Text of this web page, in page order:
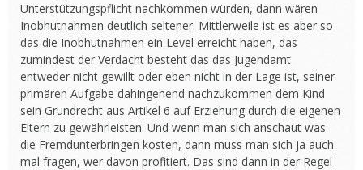
Unterstützungspflicht nachkommen würden, dann wären
Inobhutnahmen deutlich seltener. Mittlerweile ist es aber so
das die Inobhutnahmen ein Level erreicht haben, das
zumindest der Verdacht besteht das das Jugendamt
entweder nicht gewillt oder eben nicht in der Lage ist, seiner
primären Aufgabe dahingehend nachzukommen dem Kind
sein Grundrecht aus Artikel 6 auf Erziehung durch die eigenen
Eltern zu gewährleisten. Und wenn man sich anschaut was
die Fremdunterbringen kosten, dann muss man sich ja auch
mal fragen, wer davon profitiert. Das sind dann in der Regel